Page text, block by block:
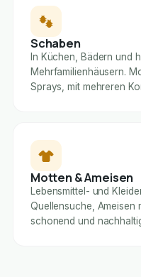
Schaben
In Küchen, Bädern und
Mehrfamilienhäusern.
Sprays, mit mehreren
Motten & Ameisen
Lebensmittel- und
Quellensuche,
schonend und